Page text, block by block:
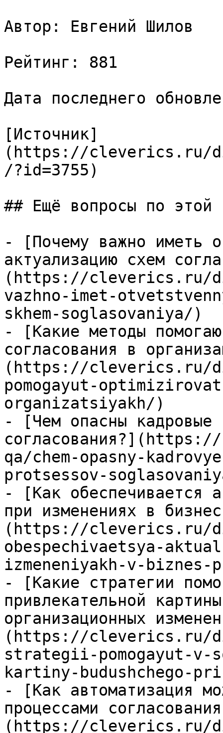
Автор: Евгений Шилов
Рейтинг: 881
Дата последнего
[Источник]
(https://cleverics.ru/
/?id=3755)
## Ещё вопросы по этой
- [Почему важно иметь
актуализацию схем
(https://cleverics.ru/
vazhno-imet-
skhem-soglasovaniya/)
- [Какие методы
согласования в
(https://cleverics.ru/
pomogayut-
organizatsiyakh/)
- [Чем опасны кадровые
qa/chem-opasny-
protsessov-
- [Как обеспечивается
при изменениях в
(https://cleverics.ru/
obespechivaetsya-
izmeneniyakh-v-biznes-
- [Какие стратегии
привлекательной
организационных
(https://cleverics.ru/
strategii-pomogayut-
kartiny-budushchego-
- [Как автоматизация
процессами
(https://cleverics.ru/